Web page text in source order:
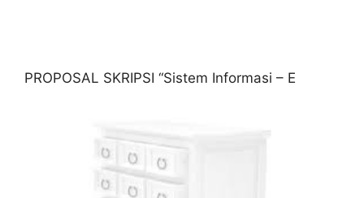
PROPOSAL SKRIPSI “Sistem Informasi – E